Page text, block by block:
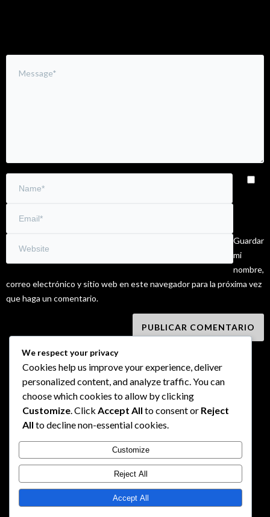
Guardar
mi
nombre,
correo electrónico y sitio web en este navegador para la próxima vez
que haga un comentario.
We respect your privacy
Cookies help us improve your experience, deliver
personalized content, and analyze traffic. You can
choose which cookies to allow by clicking
Customize . Click Accept All to consent or Reject
All to decline non-essential cookies.
Customize
Reject All
Accept All